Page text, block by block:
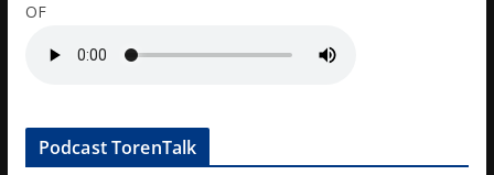
OF
Podcast TorenTalk